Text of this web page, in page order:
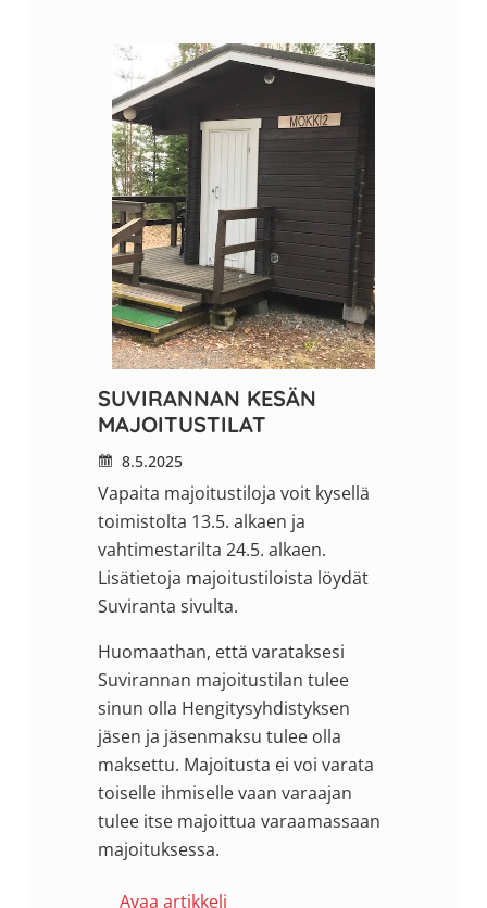
SUVIRANNAN KESÄN
MAJOITUSTILAT
8.5.2025
Vapaita majoitustiloja voit kysellä
toimistolta 13.5. alkaen ja
vahtimestarilta 24.5. alkaen.
Lisätietoja majoitustiloista löydät
Suviranta sivulta.
Huomaathan, että varataksesi
Suvirannan majoitustilan tulee
sinun olla Hengitysyhdistyksen
jäsen ja jäsenmaksu tulee olla
maksettu. Majoitusta ei voi varata
toiselle ihmiselle vaan varaajan
tulee itse majoittua varaamassaan
majoituksessa.
Avaa artikkeli